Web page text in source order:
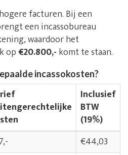
facturen. Bij een
een incassobureau
waardoor het
op€20.800,- komt te staan.
incassokosten?
Inclusief
BTW
(19%)
€44,03